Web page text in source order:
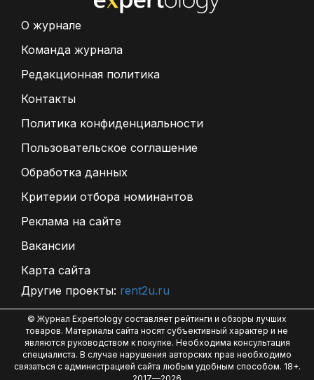
О журнале
Команда журнала
Редакционная политика
Контакты
Политика конфиденциальности
Пользовательское соглашение
Обработка данных
Критерии отбора номинантов
Реклама на сайте
Вакансии
Карта сайта
Другие проекты: rent2u.ru
© Журнал Expertology составляет рейтинги и обзоры лучших
товаров. Материалы сайта носят субъективный характер и не
являются руководством к покупке. Необходима консультация
специалиста. В случае нарушения авторских прав необходимо
связаться с администрацией сайта любым удобным способом. 18+.